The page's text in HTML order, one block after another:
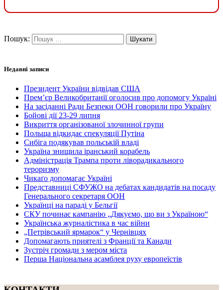
Пошук:
Недавні записи
Президент України відвідав США
Прем’єр Великобританії оголосив про допомогу Україні
На засіданні Ради Безпеки ООН говорили про Україну
Бойові дії 23-29 липня
Викриття організованої злочинної групи
Польща відкидає спекуляції Путіна
Сибіга подякував польській владі
Україна знищила іранський корабель
Адміністрація Трампа проти ліворадикального
тероризму
Чикаґо допомагає Україні
Представниці СФУЖО на дебатах кандидатів на посаду
Генерального секретаря ООН
Українці на параді у Бельгії
СКУ починає кампанію „Дякуємо, що ви з Україною“
Українська журналістика в час війни
„Петрівський ярмарок“ у Чернівцях
Допомагають приятелі з Франції та Канади
Зустріч громади з мером міста
Перша Національна асамблея руху европеїстів